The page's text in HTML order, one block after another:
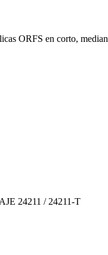
ORFS en corto,
24211 / 24211-T